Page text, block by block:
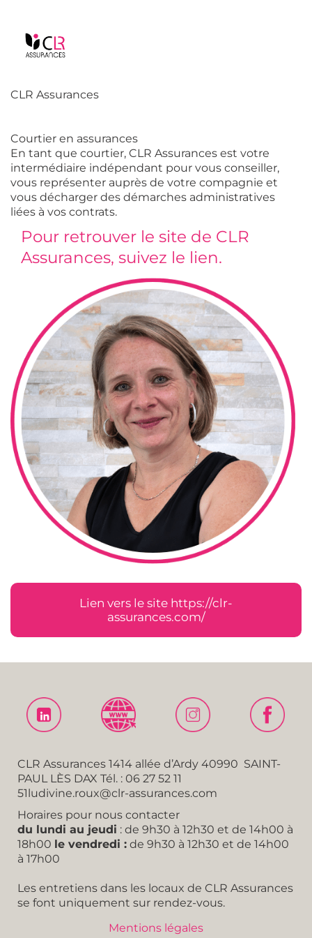
CLR Assurances
Courtier en assurances
En tant que courtier, CLR Assurances est votre
intermédiaire indépendant pour vous conseiller,
vous représenter auprès de votre compagnie et
vous décharger des démarches administratives
liées à vos contrats.
Pour retrouver le site de CLR
Assurances, suivez le lien.
Lien vers le site https://clr-
assurances.com/
CLR Assurances 1414 allée d’Ardy 40990 SAINT-
PAUL LÈS DAX Tél. : 06 27 52 11
51ludivine.roux@clr-assurances.com
Horaires pour nous contacter
du lundi au jeudi : de 9h30 à 12h30 et de 14h00 à
18h00 le vendredi : de 9h30 à 12h30 et de 14h00
à 17h00
Les entretiens dans les locaux de CLR Assurances
se font uniquement sur rendez-vous.
Mentions légales